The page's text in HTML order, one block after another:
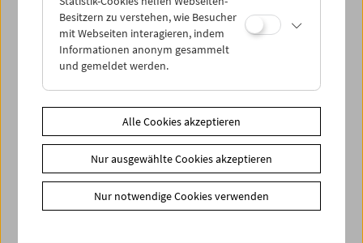
< zurück zur Übersicht
News
Besitzern zu verstehen, wie Besucher
mit Webseiten interagieren, indem
Informationen anonym gesammelt
und gemeldet werden.
Alle Cookies akzeptieren
Nur ausgewählte Cookies akzeptieren
Nur notwendige Cookies verwenden